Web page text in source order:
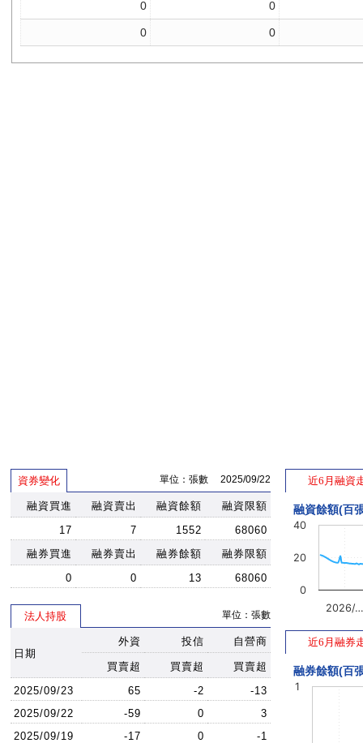
資券變化 單位：張數 2025/09/22
融資買進 融資賣出 融資餘額
融資限額
17
7 1552
68060
融券買進
融券賣出 融券餘額
融券限額
0
0 13 68060
法人持股 單位：張數
日期
外資 投信 自營商
買賣超 買賣超
買賣超
2025/09/23
65 -2
-13
2025/09/22
-59 0
3
2025/09/19
-17 0
-1
近6月融資
融資餘額(百
2026/
0
20
40
近6月融券
融券餘額(百
1